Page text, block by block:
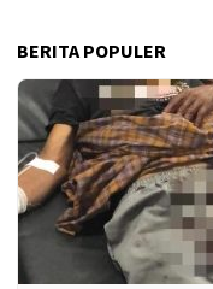
BERITA POPULER